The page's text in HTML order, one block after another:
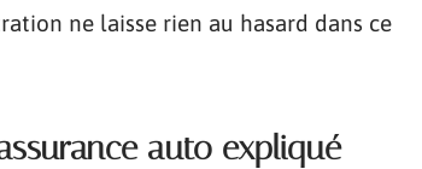
ne laisse rien au hasard dans ce
auto expliqué